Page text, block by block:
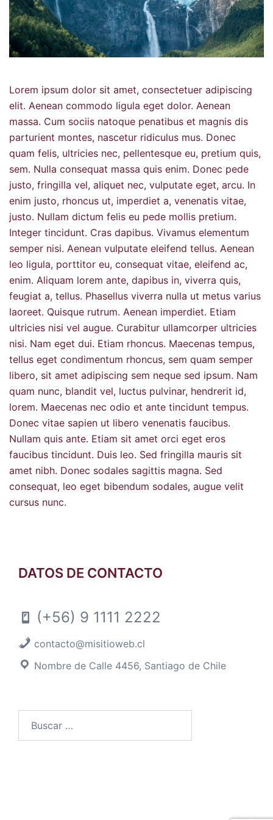
Lorem ipsum dolor sit amet, consectetuer adipiscing
elit. Aenean commodo ligula eget dolor. Aenean
massa. Cum sociis natoque penatibus et magnis dis
parturient montes, nascetur ridiculus mus. Donec
quam felis, ultricies nec, pellentesque eu, pretium quis,
sem. Nulla consequat massa quis enim. Donec pede
justo, fringilla vel, aliquet nec, vulputate eget, arcu. In
enim justo, rhoncus ut, imperdiet a, venenatis vitae,
justo. Nullam dictum felis eu pede mollis pretium.
Integer tincidunt. Cras dapibus. Vivamus elementum
semper nisi. Aenean vulputate eleifend tellus. Aenean
leo ligula, porttitor eu, consequat vitae, eleifend ac,
enim. Aliquam lorem ante, dapibus in, viverra quis,
feugiat a, tellus. Phasellus viverra nulla ut metus varius
laoreet. Quisque rutrum. Aenean imperdiet. Etiam
ultricies nisi vel augue. Curabitur ullamcorper ultricies
nisi. Nam eget dui. Etiam rhoncus. Maecenas tempus,
tellus eget condimentum rhoncus, sem quam semper
libero, sit amet adipiscing sem neque sed ipsum. Nam
quam nunc, blandit vel, luctus pulvinar, hendrerit id,
lorem. Maecenas nec odio et ante tincidunt tempus.
Donec vitae sapien ut libero venenatis faucibus.
Nullam quis ante. Etiam sit amet orci eget eros
faucibus tincidunt. Duis leo. Sed fringilla mauris sit
amet nibh. Donec sodales sagittis magna. Sed
consequat, leo eget bibendum sodales, augue velit
cursus nunc.
DATOS DE CONTACTO
(+56) 9 1111 2222
contacto@misitioweb.cl
Nombre de Calle 4456, Santiago de Chile
por: